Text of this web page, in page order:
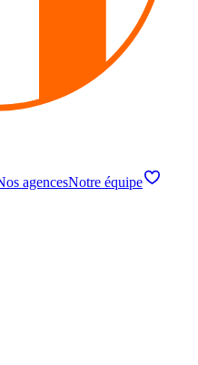
agencesNotre équipe